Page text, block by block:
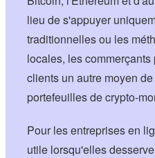
lieu de s'appuyer
traditionnelles ou les
locales, les
clients un autre moyen
portefeuilles de crypto-
Pour les entreprises en
utile lorsqu'elles